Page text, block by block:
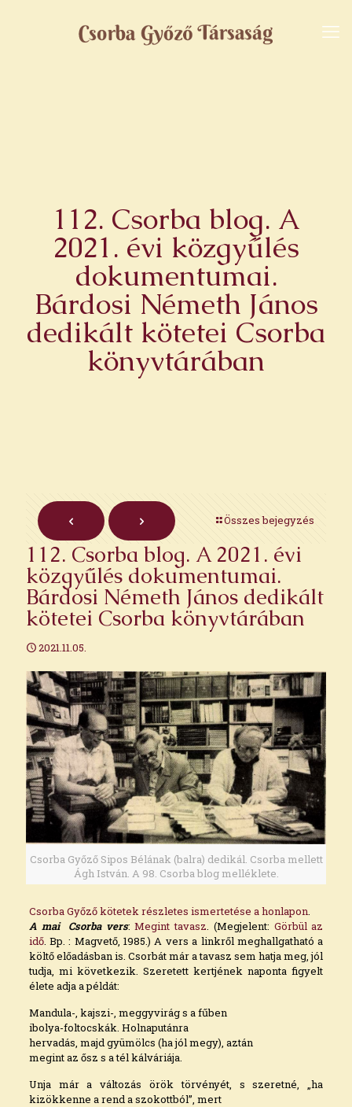
112. Csorba blog. A
2021. évi közgyűlés
dokumentumai.
Bárdosi Németh János
dedikált kötetei Csorba
könyvtárában
Összes bejegyzés
112. Csorba blog. A 2021. évi
közgyűlés dokumentumai.
Bárdosi Németh János dedikált
kötetei Csorba könyvtárában
2021.11.05.
Csorba Győző Sipos Bélának (balra) dedikál. Csorba mellett
Ágh István. A 98. Csorba blog melléklete.
Csorba Győző kötetek részletes ismertetése a honlapon
A mai Csorba vers:Megint tavasz . (Megjelent: Görbül az
idő. Bp. : Magvető, 1985.) A vers a linkről meghallgatható a
költő előadásban is. Csorbát már a tavasz sem hatja meg, jól
tudja, mi következik. Szeretett kertjének naponta figyelt
élete adja a példát:
Mandula-, kajszi-, meggyvirág s a fűben
ibolya-foltocskák. Holnaputánra
hervadás, majd gyümölcs (ha jól megy), aztán
megint az ősz s a tél kálváriája.
Unja már a változás örök törvényét, s szeretné, „ha
kizökkenne a rend a szokottból”, mert